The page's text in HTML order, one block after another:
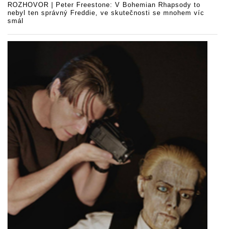
ROZHOVOR | Peter Freestone: V Bohemian Rhapsody to
nebyl ten správný Freddie, ve skutečnosti se mnohem víc
smál